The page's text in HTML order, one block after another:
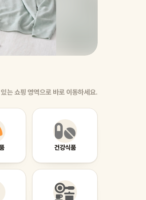
는 쇼핑 영역으로 바로 이동하세요.
건강식품